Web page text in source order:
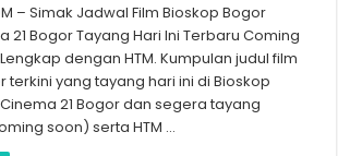
– Simak Jadwal Film Bioskop Bogor
21 Bogor Tayang Hari Ini Terbaru Coming
dengan HTM. Kumpulan judul film
terkini yang tayang hari ini di Bioskop
21 Bogor dan segera tayang
soon) serta HTM …